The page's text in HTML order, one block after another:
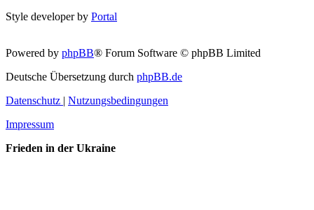
Style developer by Portal
Powered by phpBB® Forum Software © phpBB Limited
Deutsche Übersetzung durch phpBB.de
Datenschutz | Nutzungsbedingungen
Impressum
Frieden in der Ukraine